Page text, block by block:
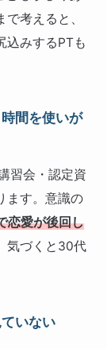
考えると、
込みするPTも
間を使いが
習会・認定資
ます。意識の
恋愛が後回し
気づくと30代
いない